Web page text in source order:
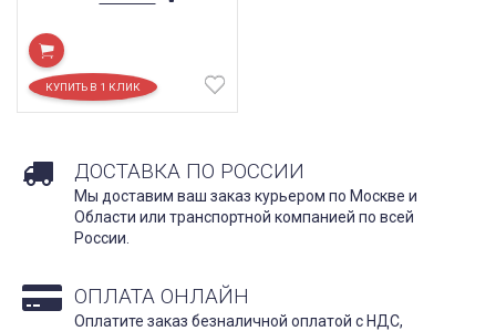
ДОСТАВКА ПО РОССИИ
Мы доставим ваш заказ курьером по Москве и
Области или транспортной компанией по всей
России.
ОПЛАТА ОНЛАЙН
Оплатите заказ безналичной оплатой с НДС,